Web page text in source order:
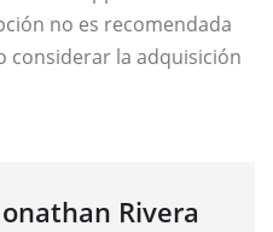
no es recomendada
considerar la adquisición
Rivera